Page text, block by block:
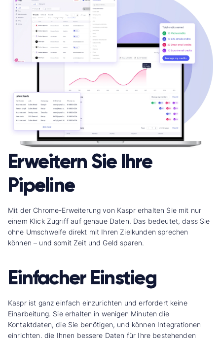
Erweitern Sie Ihre
Pipeline
Mit der Chrome-Erweiterung von Kaspr erhalten Sie mit nur
einem Klick Zugriff auf genaue Daten. Das bedeutet, dass Sie
ohne Umschweife direkt mit Ihren Zielkunden sprechen
können – und somit Zeit und Geld sparen.
Einfacher Einstieg
Kaspr ist ganz einfach einzurichten und erfordert keine
Einarbeitung. Sie erhalten in wenigen Minuten die
Kontaktdaten, die Sie benötigen, und können Integrationen
einrichten, die Ihnen bessere Daten für Ihre bestehenden